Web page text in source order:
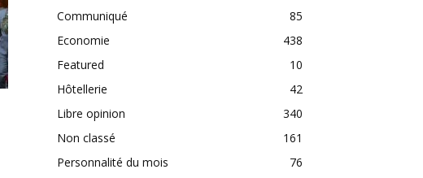
Communiqué
85
Economie
438
Featured
10
Hôtellerie
42
Libre opinion
340
Non classé
161
Personnalité du mois
76